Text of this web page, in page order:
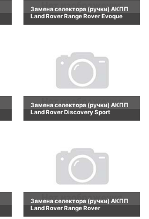
Замена селектора (ручки) АКПП
Land Rover Range Rover Evoque
Замена селектора (ручки) АКПП
Land Rover Discovery Sport
Замена селектора (ручки) АКПП
Land Rover Range Rover